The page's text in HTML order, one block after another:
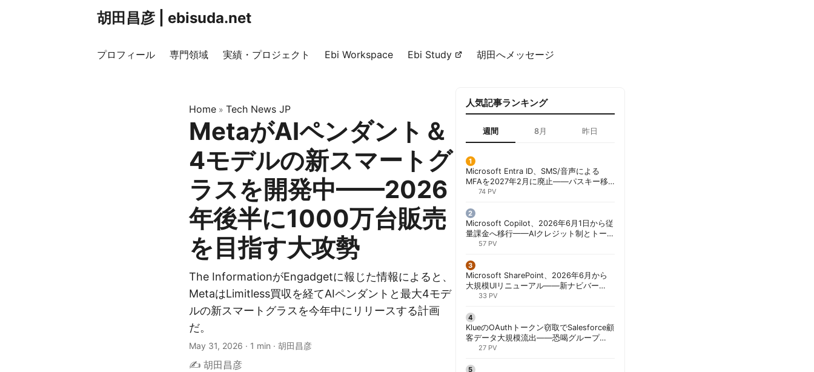
胡田昌彦 | ebisuda.net
プロフィール 専門領域 実績・プロジェクト Ebi Workspace Ebi Study 胡田へメッセージ
Home » Tech News JP
MetaがAIペンダント＆
4モデルの新スマートグ
ラスを開発中——2026
年後半に1000万台販売
を目指す大攻勢
The InformationがEngadgetに報じた情報によると、
MetaはLimitless買収を経てAIペンダントと最大4モデ
ルの新スマートグラスを今年中にリリースする計画
だ。
May 31, 2026 · 1 min · 胡田昌彦
✍️ 胡田昌彦
人気記事ランキング
週間 8月 昨日
Microsoft Entra ID、SMS/音声による
MFAを2027年2月に廃止——パスキー移
行が既定に | 胡田昌彦
74 PV
Microsoft Copilot、2026年6月1日から従
量課金へ移行——AIクレジット制とトーク
ンコストで「メーターショック」を回避
57 PV
Microsoft SharePoint、2026年6月から
大規模UIリニューアル——新ナビバー
「Discover/Publish/Build」とAI機能を段
33 PV
KlueのOAuthトークン窃取でSalesforce顧
客データ大規模流出——恐喝グループ
「Icarus」が犯行声明 | 胡田昌彦
27 PV